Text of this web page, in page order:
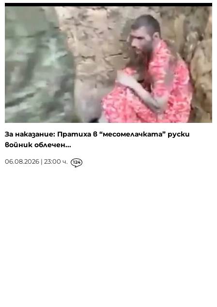
За наказание: Пратиха в “месомелачката” руски
войник облечен...
06.08.2026 | 23:00 ч. 124